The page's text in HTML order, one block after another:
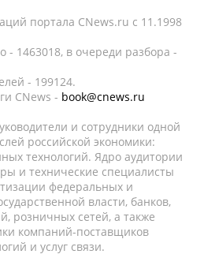
портала CNews.ru c 11.1998
1463018, в очереди разбора -
- 199124.
CNews - book@cnews.ru
и сотрудники одной
российской экономики:
технологий. Ядро аудитории
и технические специалисты
федеральных и
власти, банков,
розничных сетей, а также
компаний-поставщиков
и услуг связи.